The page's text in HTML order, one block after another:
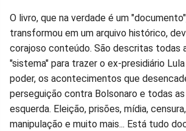
O livro, que na verdade é um
transformou em um arquivo histórico,
corajoso conteúdo. São descritas todas
"sistema" para trazer o ex-presidiário
poder, os acontecimentos que
perseguição contra Bolsonaro e todas
esquerda. Eleição, prisões, mídia,
manipulação e muito mais... Está tudo